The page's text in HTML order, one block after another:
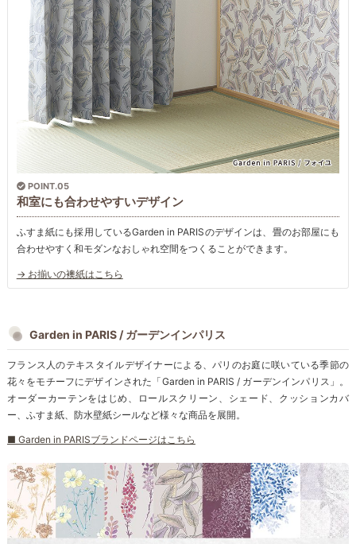
POINT.05
和室にも合わせやすいデザイン
ふすま紙にも採用しているGarden in PARISのデザインは、畳のお部屋にも
合わせやすく和モダンなおしゃれ空間をつくることができます。
→ お揃いの襖紙はこちら
Garden in PARIS / ガーデンインパリス
フランス人のテキスタイルデザイナーによる、パリのお庭に咲いている季節の
花々をモチーフにデザインされた「Garden in PARIS / ガーデンインパリス」。
オーダーカーテンをはじめ、ロールスクリーン、シェード、クッションカバ
ー、ふすま紙、防水壁紙シールなど様々な商品を展開。
■ Garden in PARISブランドページはこちら